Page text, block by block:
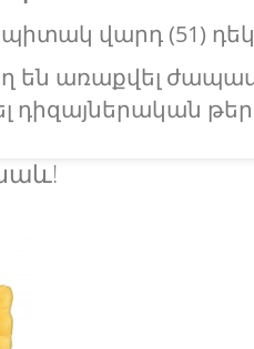
վարդ (51)
են առաքվել
դիզայներական